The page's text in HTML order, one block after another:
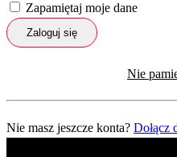
Zapamiętaj moje dane
Zaloguj się
Nie
Nie masz jeszcze konta? Dołącz